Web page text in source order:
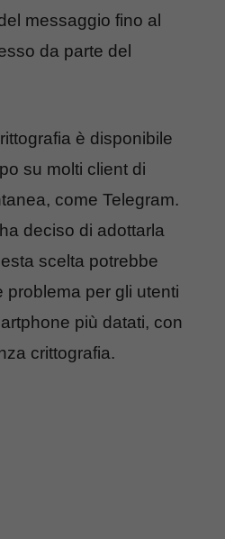
messaggio fino al
da parte del
è disponibile
su molti client di
come Telegram.
deciso di adottarla
scelta potrebbe
problema per gli utenti
più datati, con
crittografia.